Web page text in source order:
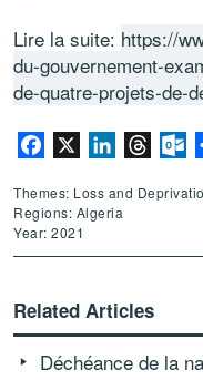
Lire la suite: https://
du-gouvernement-
de-quatre-projets-de-
Facebook LinkedIn
Themes: Loss and
Regions: Algeria
Year: 2021
Related Articles
Déchéance de la